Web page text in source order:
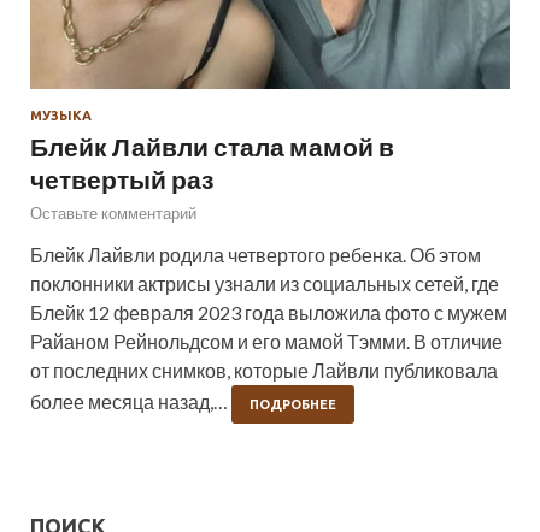
МУЗЫКА
Блейк Лайвли стала мамой в
четвертый раз
Оставьте комментарий
Блейк Лайвли родила четвертого ребенка. Об этом
поклонники актрисы узнали из социальных сетей, где
Блейк 12 февраля 2023 года выложила фото с мужем
Райаном Рейнольдсом и его мамой Тэмми. В отличие
от последних снимков, которые Лайвли публиковала
более месяца назад,…
ПОДРОБНЕЕ
ПОИСК